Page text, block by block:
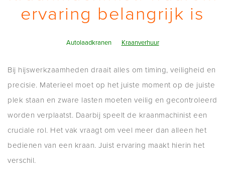
ervaring belangrijk is
Autolaadkranen Kraanverhuur
Bij hijswerkzaamheden draait alles om timing, veiligheid en
precisie. Materieel moet op het juiste moment op de juiste
plek staan en zware lasten moeten veilig en gecontroleerd
worden verplaatst. Daarbij speelt de kraanmachinist een
cruciale rol. Het vak vraagt om veel meer dan alleen het
bedienen van een kraan. Juist ervaring maakt hierin het
verschil.